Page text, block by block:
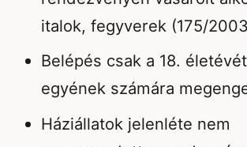
italok, fegyverek (175/
Belépés csak a 18.
egyének számára
Háziállatok jelenléte nem